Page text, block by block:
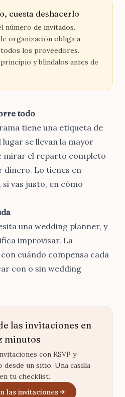
cuesta deshacerlo
número de invitados.
organización obliga a
los proveedores.
y blíndalos antes de
todo
tiene una etiqueta de
se llevan la mayor
mirar el reparto completo
Lo tienes en
si vas justo, en cómo
una wedding planner, y
improvisar. La
cuándo compensa cada
con o sin wedding
las invitaciones en
minutos
con RSVP y
un sitio. Una casilla
tu checklist.
las invitaciones